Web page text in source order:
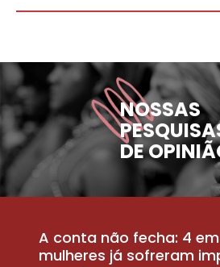
NOSSAS
DE
A conta não fecha: 4
mulheres já sofreram